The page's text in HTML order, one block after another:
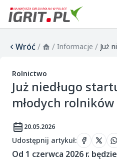
Wróć/ / Informacje /
Rolnictwo
Już niedługo
młodych rolników
20.05.2026
Udostępnij artykuł:
Od 1 czerwca 2026 r.